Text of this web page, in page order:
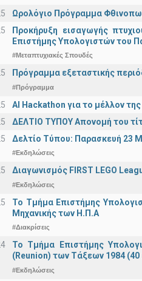
Ωρολόγιο Πρόγραμμα
Προκήρυξη εισαγωγής
Eπιστήμης Υπολογιστών του
#Μεταπτυχιακές Σπουδές
Πρόγραμμα εξεταστικής
#Πρόγραμμα
AI Hackathon για το μέλλον
ΔΕΛΤΙΟ ΤΥΠΟΥ Απονομή του
Δελτίο Τύπου: Παρασκευή 23
#Εκδηλώσεις
Διαγωνισμός FIRST LEGO
#Εκδηλώσεις
Το Τμήμα Επιστήμης
Μηχανικής των Η.Π.Α
#Διακρίσεις
Το Τμήμα Επιστήμης
(Reunion) των Τάξεων 1984 (40
#Εκδηλώσεις